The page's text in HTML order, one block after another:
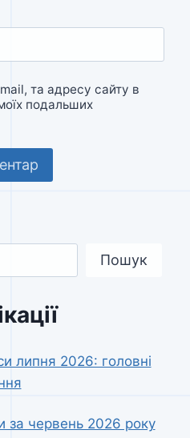
та адресу сайту в
подальших
Пошук
липня 2026: головні
за червень 2026 року